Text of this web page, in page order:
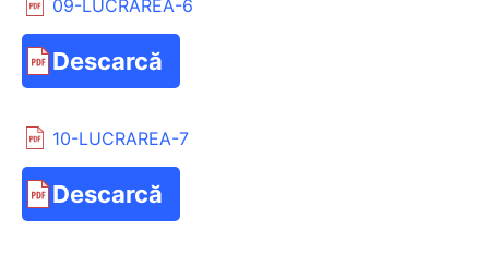
09-LUCRAREA-6
Descarcă
10-LUCRAREA-7
Descarcă